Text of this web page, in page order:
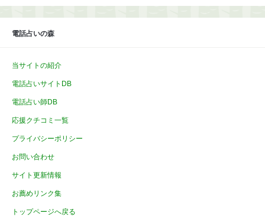
イ
電話占いの森
当サイトの紹介
電話占いサイトDB
電話占い師DB
応援クチコミ一覧
プライバシーポリシー
お問い合わせ
サイト更新情報
お薦めリンク集
トップページへ戻る